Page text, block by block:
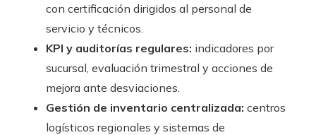
con certificación dirigidos al personal de
servicio y técnicos.
KPI y auditorías regulares: indicadores por
sucursal, evaluación trimestral y acciones de
mejora ante desviaciones.
Gestión de inventario centralizada: centros
logísticos regionales y sistemas de